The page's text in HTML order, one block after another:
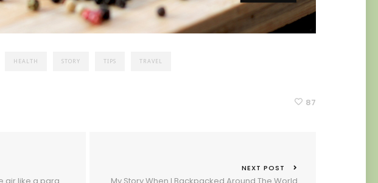
HEALTH STORY TIPS TRAVEL
87
NEXT POST